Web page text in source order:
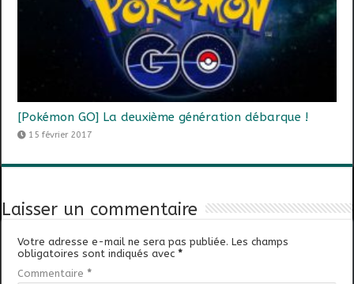
[Pokémon GO] La deuxième génération débarque !
15 février 2017
Laisser un commentaire
Votre adresse e-mail ne sera pas publiée. Les champs
obligatoires sont indiqués avec*
Commentaire *